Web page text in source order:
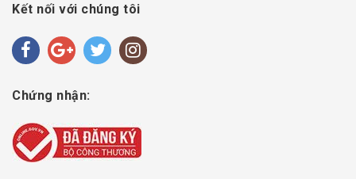
Kết nối với chúng tôi
Chứng nhận: